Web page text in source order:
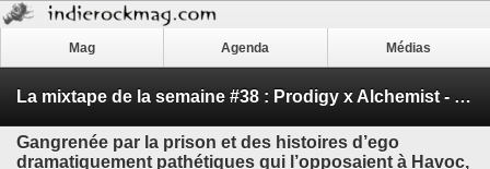
Mag Agenda Médias
La mixtape de la semaine #38 : Prodigy x Alchemist - ’Albert Einstein’
Gangrenée par la prison et des histoires d’ego
dramatiquement pathétiques qui l’opposaient à Havoc,